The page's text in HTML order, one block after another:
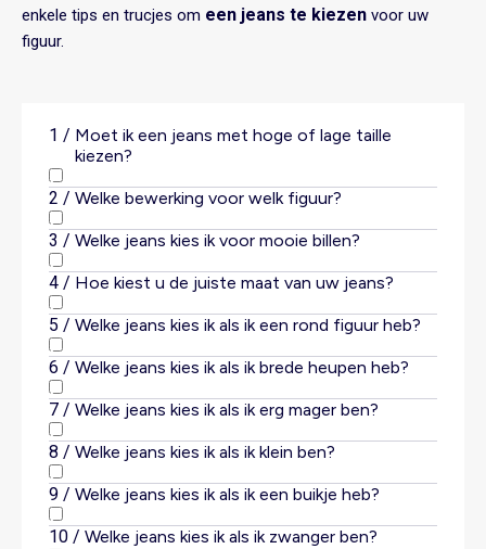
enkele tips en trucjes om een jeans te kiezen voor uw
figuur.
1 / Moet ik een jeans met hoge of lage taille
kiezen?
2 / Welke bewerking voor welk figuur?
3 / Welke jeans kies ik voor mooie billen?
4 / Hoe kiest u de juiste maat van uw jeans?
5 / Welke jeans kies ik als ik een rond figuur heb?
6 / Welke jeans kies ik als ik brede heupen heb?
7 / Welke jeans kies ik als ik erg mager ben?
8 / Welke jeans kies ik als ik klein ben?
9 / Welke jeans kies ik als ik een buikje heb?
10 / Welke jeans kies ik als ik zwanger ben?